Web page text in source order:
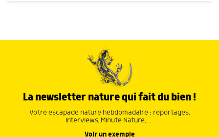
La newsletter nature qui fait du bien !
Votre escapade nature hebdomadaire : reportages,
interviews, Minute Nature, …
Voir un exemple